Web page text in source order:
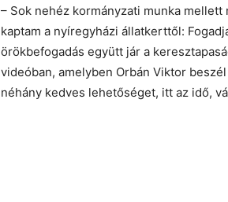
– Sok nehéz kormányzati munka
kaptam a nyíregyházi állatkerttől:
örökbefogadás együtt jár a
videóban, amelyben Orbán Viktor
néhány kedves lehetőséget, itt az idő,